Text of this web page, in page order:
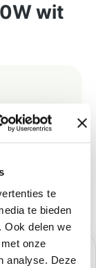
te
te bieden
Ook delen we
onze
analyse. Deze
wit